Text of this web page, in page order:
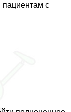
пациентам с